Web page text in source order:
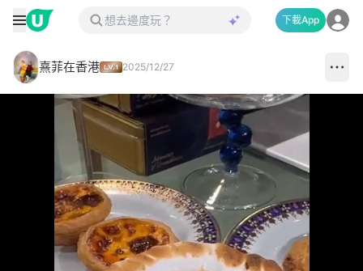
下載App
熹菲在香港 2025/12/27